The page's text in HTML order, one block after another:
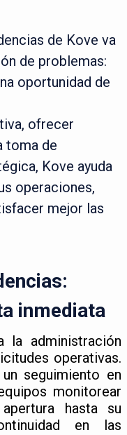
de Kove va
de problemas:
oportunidad de
ofrecer
toma de
Kove ayuda
operaciones,
mejor las
inmediata
la administración
operativas.
seguimiento en
monitorear
hasta su
en las